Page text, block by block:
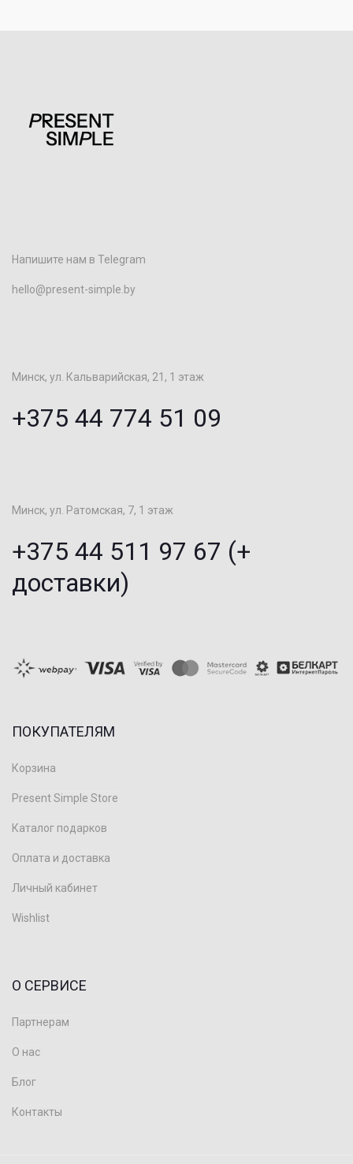
Напишите нам в Telegram
hello@present-simple.by
Минск, ул. Кальварийская, 21, 1 этаж
+375 44 774 51 09
Минск, ул. Ратомская, 7, 1 этаж
+375 44 511 97 67 (+
доставки)
ПОКУПАТЕЛЯМ
Корзина
Present Simple Store
Каталог подарков
Оплата и доставка
Личный кабинет
Wishlist
О СЕРВИСЕ
Партнерам
О нас
Блог
Контакты